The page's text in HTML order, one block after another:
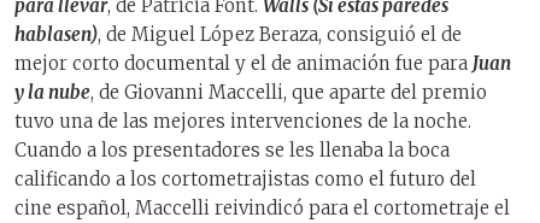
para llevar, de Patricia Font. Walls (Si estas paredes
hablasen), de Miguel López Beraza, consiguió el de
mejor corto documental y el de animación fue para Juan
y la nube, de Giovanni Maccelli, que aparte del premio
tuvo una de las mejores intervenciones de la noche.
Cuando a los presentadores se les llenaba la boca
calificando a los cortometrajistas como el futuro del
cine español, Maccelli reivindicó para el cortometraje el